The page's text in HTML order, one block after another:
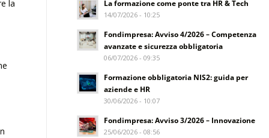
la
La formazione come ponte tra HR & Tech
14/07/2026 - 10:25
Fondimpresa: Avviso 4/2026 – Competenza
avanzate e sicurezza obbligatoria
06/07/2026 - 09:35
Formazione obbligatoria NIS2: guida per
aziende e HR
30/06/2026 - 10:07
Fondimpresa: Avviso 3/2026 – Innovazione
25/06/2026 - 08:56